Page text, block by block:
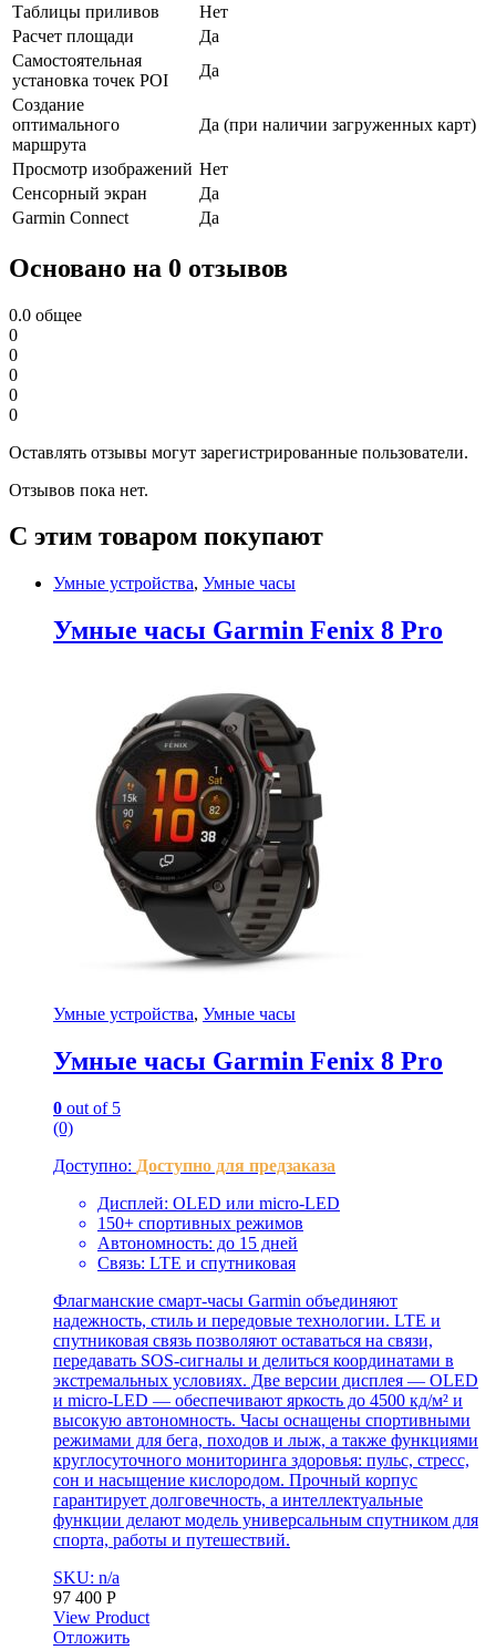
Таблицы приливов
Нет
Расчет площади
Да
Самостоятельная
установка точек POI
Да
Создание
оптимального
маршрута
Да (при наличии загруженных карт)
Просмотр изображений Нет
Сенсорный экран
Да
Garmin Connect
Да
Основано на 0 отзывов
0.0 общее
0
0
0
0
0
Оставлять отзывы могут зарегистрированные пользователи.
Отзывов пока нет.
С этим товаром покупают
Умные устройства, Умные часы
Умные часы Garmin Fenix 8 Pro
Умные устройства, Умные часы
Умные часы Garmin Fenix 8 Pro
0 out of 5
(0)
Доступно: Доступно для предзаказа
Дисплей: OLED или micro-LED
150+ спортивных режимов
Автономность: до 15 дней
Связь: LTE и спутниковая
Флагманские смарт-часы Garmin объединяют
надежность, стиль и передовые технологии. LTE и
спутниковая связь позволяют оставаться на связи,
передавать SOS-сигналы и делиться координатами в
экстремальных условиях. Две версии дисплея — OLED
и micro-LED — обеспечивают яркость до 4500 кд/м² и
высокую автономность. Часы оснащены спортивными
режимами для бега, походов и лыж, а также функциями
круглосуточного мониторинга здоровья: пульс, стресс,
сон и насыщение кислородом. Прочный корпус
гарантирует долговечность, а интеллектуальные
функции делают модель универсальным спутником для
спорта, работы и путешествий.
SKU: n/a
97 400 Р
View Product
Отложить